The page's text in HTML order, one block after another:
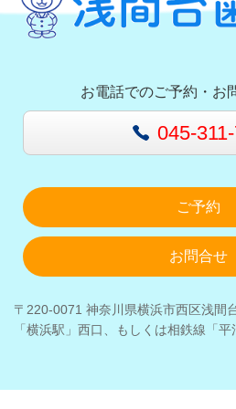
お電話でのご予約・お
045-
ご予約
お問合せ
〒220-0071 神奈川県横浜市西区浅間
「横浜駅」西口、もしくは相鉄線「